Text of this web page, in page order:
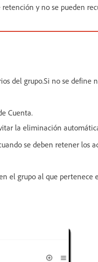
y no se pueden
del grupo.Si no se define
Cuenta.
la eliminación
se deben retener los
el grupo al que pertenece